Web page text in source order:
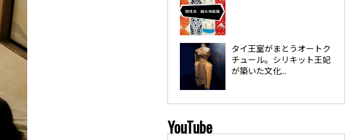
タイ王室がまとうオートク
チュール。シリキット王妃
が築いた文化...
YouTube